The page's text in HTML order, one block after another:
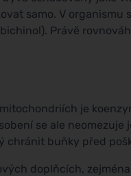
samo. V organismu
Právě
je
se ale neomezuje
chránit buňky před
doplňcích,